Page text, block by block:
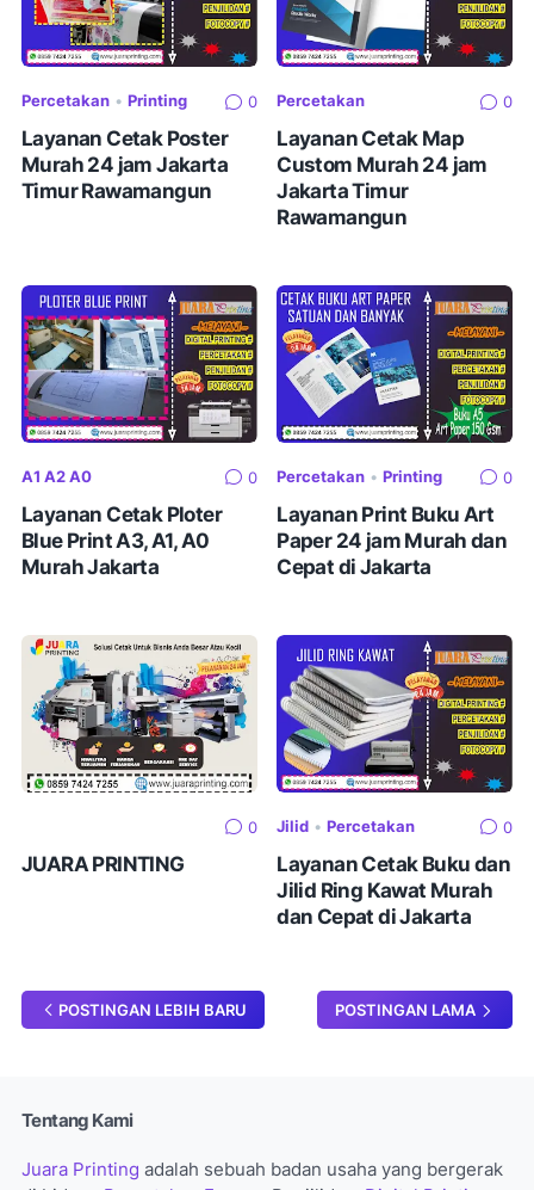
Percetakan • Printing 0
Layanan Cetak Poster
Murah 24 jam Jakarta
Timur Rawamangun
Percetakan 0
Layanan Cetak Map
Custom Murah 24 jam
Jakarta Timur
Rawamangun
A1 A2 A0 0
Layanan Cetak Ploter
Blue Print A3, A1, A0
Murah Jakarta
Percetakan • Printing 0
Layanan Print Buku Art
Paper 24 jam Murah dan
Cepat di Jakarta
0
JUARA PRINTING
Jilid •Percetakan 0
Layanan Cetak Buku dan
Jilid Ring Kawat Murah
dan Cepat di Jakarta
POSTINGAN LEBIH BARU POSTINGAN LAMA
Tentang Kami
Juara Printing adalah sebuah badan usaha yang bergerak